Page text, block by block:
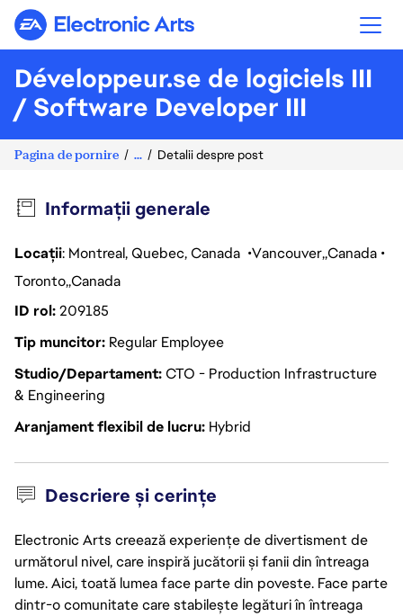
Electronic Arts
Développeur.se de logiciels III
/ Software Developer III
Pagina de pornire ... Detalii despre post
Informații generale
Locații: Montreal, Quebec, Canada Vancouver Canada
Toronto Canada
ID rol209185
Tip muncitor Regular Employee
Studio/DepartamentCTO - Production Infrastructure
& Engineering
Aranjament flexibil de lucru Hybrid
Descriere și cerințe
Electronic Arts creează experiențe de divertisment de
următorul nivel, care inspiră jucătorii și fanii din întreaga
lume. Aici, toată lumea face parte din poveste. Face parte
dintr-o comunitate care stabilește legături în întreaga